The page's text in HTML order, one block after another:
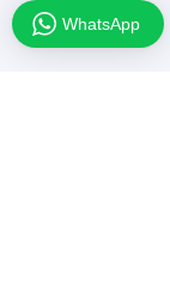
WhatsApp